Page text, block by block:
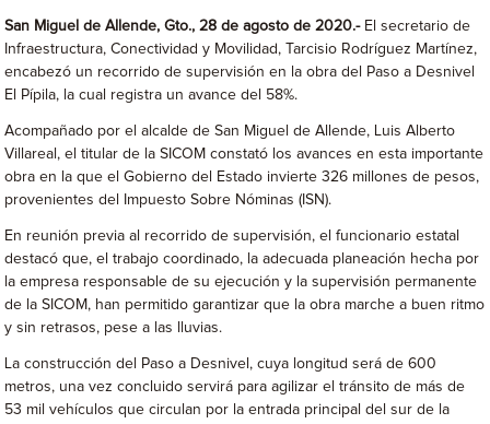
San Miguel de Allende, Gto., 28 de agosto de 2020.-El secretario de
Infraestructura, Conectividad y Movilidad, Tarcisio Rodríguez Martínez,
encabezó un recorrido de supervisión en la obra del Paso a Desnivel
El Pípila, la cual registra un avance del 58%.
Acompañado por el alcalde de San Miguel de Allende, Luis Alberto
Villareal, el titular de la SICOM constató los avances en esta importante
obra en la que el Gobierno del Estado invierte 326 millones de pesos,
provenientes del Impuesto Sobre Nóminas (ISN).
En reunión previa al recorrido de supervisión, el funcionario estatal
destacó que, el trabajo coordinado, la adecuada planeación hecha por
la empresa responsable de su ejecución y la supervisión permanente
de la SICOM, han permitido garantizar que la obra marche a buen ritmo
y sin retrasos, pese a las lluvias.
La construcción del Paso a Desnivel, cuya longitud será de 600
metros, una vez concluido servirá para agilizar el tránsito de más de
53 mil vehículos que circulan por la entrada principal del sur de la